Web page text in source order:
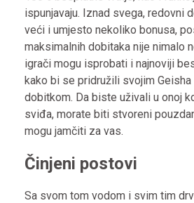
ispunjavaju. Iznad svega, redovni
veći i umjesto nekoliko bonusa,
maksimalnih dobitaka nije nimalo
igrači mogu isprobati i najnoviji
kako bi se pridružili svojim Geisha
dobitkom. Da biste uživali u onoj
sviđa, morate biti stvoreni
mogu jamčiti za vas.
Činjeni postovi
Sa svom tom vodom i svim tim